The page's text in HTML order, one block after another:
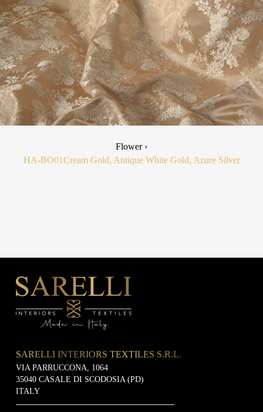
Flower ›
HA-BO01Cream Gold, Antique White Gold, Azure Silver
SARELLI INTERIORS TEXTILES S.R.L.
VIA PARRUCCONA, 1064
35040 CASALE DI SCODOSIA (PD)
ITALY